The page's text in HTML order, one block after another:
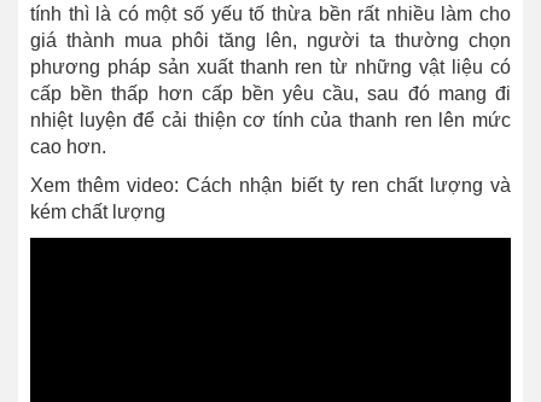
tính thì là có một số yếu tố thừa bền rất nhiều làm cho
giá thành mua phôi tăng lên, người ta thường chọn
phương pháp sản xuất thanh ren từ những vật liệu có
cấp bền thấp hơn cấp bền yêu cầu, sau đó mang đi
nhiệt luyện để cải thiện cơ tính của thanh ren lên mức
cao hơn.
Xem thêm video: Cách nhận biết ty ren chất lượng và
kém chất lượng